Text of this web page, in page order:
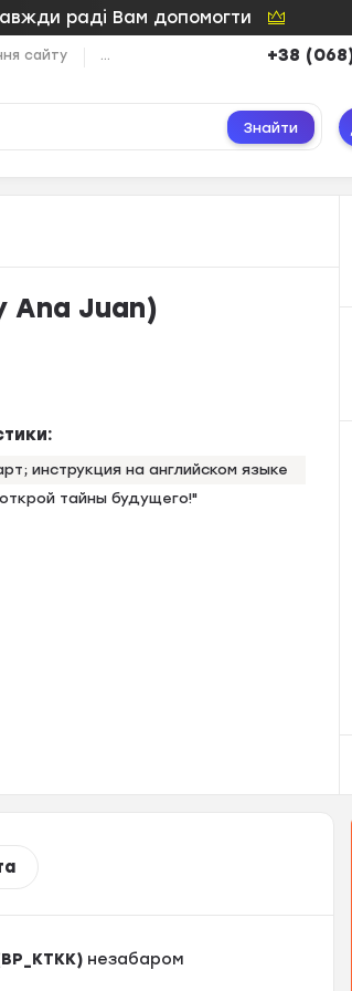
раді Вам допомогти
сайту ... +38
Знайти
Ana Juan)
инструкция на английском языке
тайны будущего!"
незабаром